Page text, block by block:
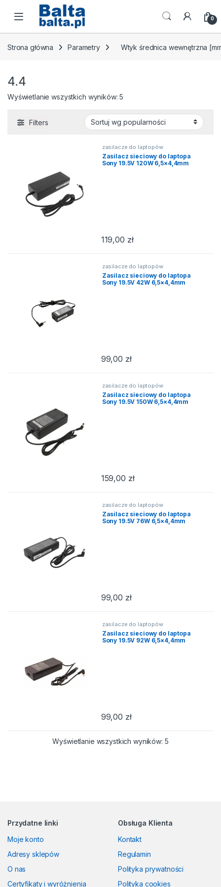
Skip to navigation
Skip to content
Open 0
Strona główna Parametry Wtyk średnica wewnętrzna
4.4
Wyświetlanie wszystkich wyników: 5
Filters
zasilacze do laptopów
Zasilacz sieciowy do laptopa
Sony 19.5V 120W 6,5×4,4mm
119,00 zł
zasilacze do laptopów
Zasilacz sieciowy do laptopa
Sony 19.5V 42W 6,5×4,4mm
99,00 zł
zasilacze do laptopów
Zasilacz sieciowy do laptopa
Sony 19.5V 150W 6,5×4,4mm
159,00 zł
zasilacze do laptopów
Zasilacz sieciowy do laptopa
Sony 19.5V 76W 6,5×4,4mm
99,00 zł
zasilacze do laptopów
Zasilacz sieciowy do laptopa
Sony 19.5V 92W 6,5×4,4mm
99,00 zł
Wyświetlanie wszystkich wyników: 5Posortowane
Przydatne linki
Moje konto
Adresy sklepów
O nas
Certyfikaty i wyróżnienia
Obsługa Klienta
Kontakt
Regulamin
Polityka prywatności
Polityka cookies